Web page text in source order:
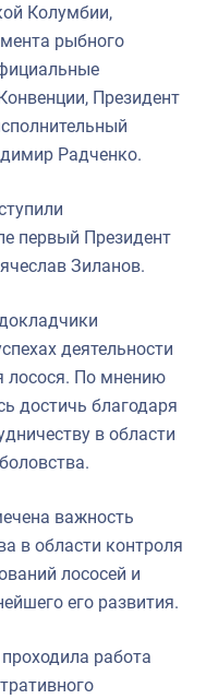
Колумбии,
рыбного
Президент
Радченко.
первый Президент
Зиланов.
деятельности
лосося. По мнению
достичь благодаря
в области
важность
в области контроля
лососей и
его развития.
работа